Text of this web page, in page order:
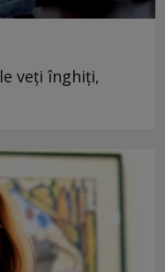
veţi înghiţi,